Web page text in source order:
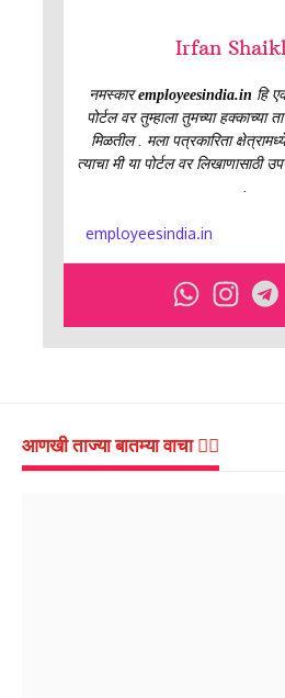
Irfan
नमस्कारemployeesindia.in हि
पोर्टल वर तुम्हाला तुमच्या हक्काच्या
मिळतील . मला पत्रकारिता
त्याचा मी या पोर्टल वर
.
employeesindia.in
आणखी ताज्या बातम्या वाचा 👇🏻